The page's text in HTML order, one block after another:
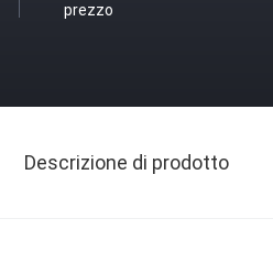
prezzo
Descrizione di prodotto